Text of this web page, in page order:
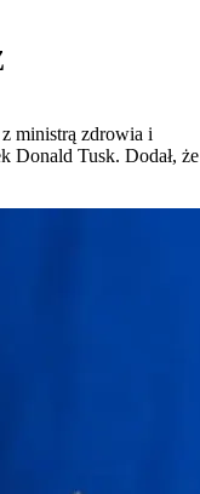
ministrą zdrowia i
Donald Tusk. Dodał, że